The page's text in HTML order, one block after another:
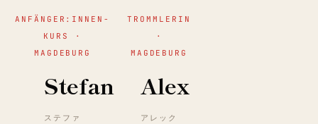
ANFÄNGER:INNEN-
KURS ·
MAGDEBURG
Stefan
ステファ
TROMMLERIN
·
MAGDEBURG
Alex
アレック